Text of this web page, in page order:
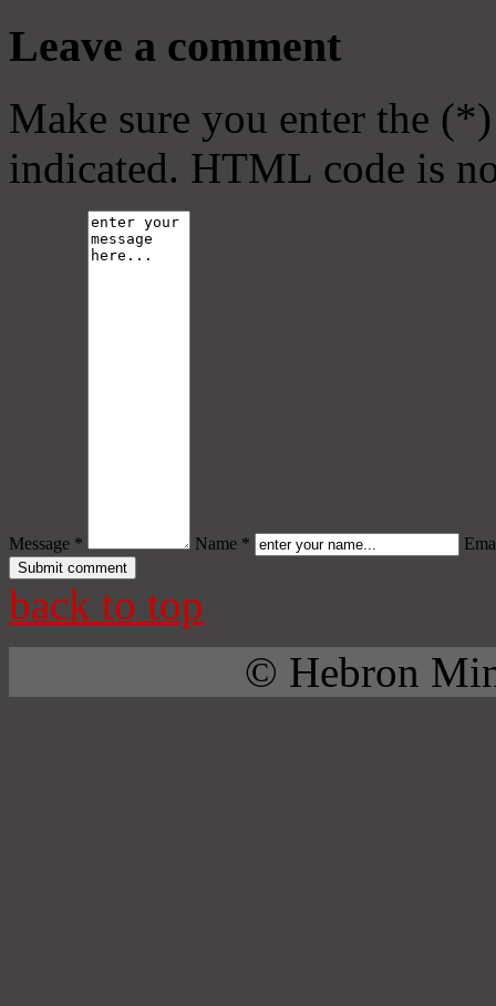
Leave a comment
Make sure you enter the
indicated. HTML code is
Message * Name *
back to top
© Hebron